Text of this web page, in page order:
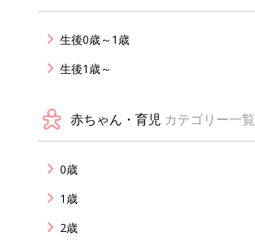
生後0歳～1歳
生後1歳～
赤ちゃん・育児 カテゴリー一覧
0歳
1歳
2歳